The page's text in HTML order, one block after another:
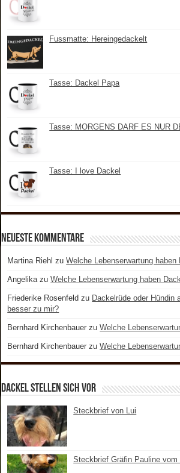
Fussmatte: Hereingedackelt
Tasse: Dackel Papa
Tasse: MORGENS DARF ES NUR
Tasse: I love Dackel
Neueste Kommentare
Martina Riehl zuWelche Lebenserwartung haben
Angelika zuWelche Lebenserwartung haben
Friederike Rosenfeld zu Dackelrüde oder Hündin
besser zu mir?
Bernhard Kirchenbauer zuWelche
Bernhard Kirchenbauer zuWelche
Dackel stellen sich vor
Steckbrief von Lui
Steckbrief Gräfin Pauline vom